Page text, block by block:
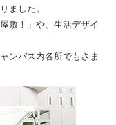
ました。
敷！」や、生活デザイ
ンパス内各所でもさま